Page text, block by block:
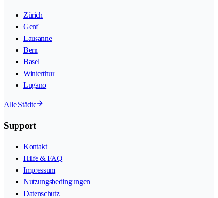
Zürich
Genf
Lausanne
Bern
Basel
Winterthur
Lugano
Alle Städte
Support
Kontakt
Hilfe & FAQ
Impressum
Nutzungsbedingungen
Datenschutz